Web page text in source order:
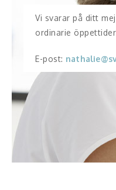
Vi svarar på ditt
ordinarie
E-post: